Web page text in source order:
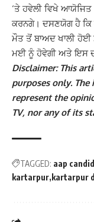
‘ਤੇ ਹਵੇਲੀ ਵਿਖੇ ਆਯੋਜਿਤ
ਕਰਨਗੇ। ਦਸਣਯੋਗ ਹੈ ਕਿ
ਮੌਤ ਤੋਂ ਬਾਅਦ ਖਾਲੀ
ਮਈ ਨੂੰ ਹੋਵੇਗੀ ਅਤੇ ਇਸ
Disclaimer: This
purposes only.
represent the
TV, nor any of its
TAGGED: aap
kartarpur kartarpur